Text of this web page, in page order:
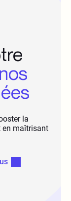
nos
la
en maîtrisant